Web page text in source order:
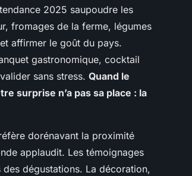
2025 saupoudre les
fromages de la ferme, légumes
affirmer le goût du pays.
gastronomique, cocktail
sans stress. Quand le
surprise n’a pas sa place : la
dorénavant la proximité
applaudit. Les témoignages
dégustations. La décoration,